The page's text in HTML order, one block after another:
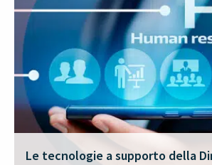
Le tecnologie a supporto della